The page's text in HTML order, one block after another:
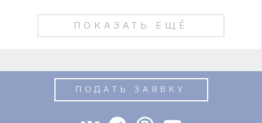
ПОКАЗАТЬ ЕЩЁ
ПОДАТЬ ЗАЯВКУ